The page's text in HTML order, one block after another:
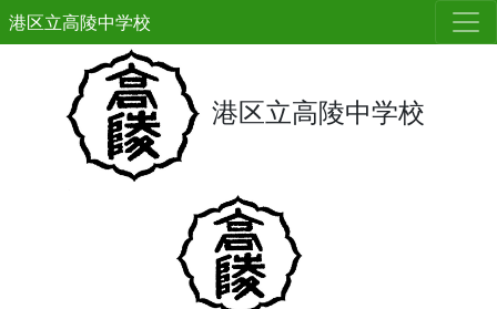
港区立高陵中学校
港区立高陵中学校